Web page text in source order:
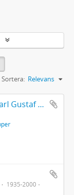
Sortera: Relevans
Porträtt föreställande Karl Gustaf Adolf Brand
1935-2000